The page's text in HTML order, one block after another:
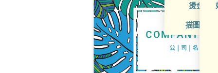
燙金喜帖
描圖紙喜